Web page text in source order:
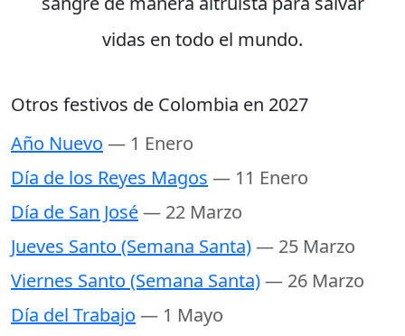
vidas en todo el mundo.
Otros festivos de Colombia en 2027
Año Nuevo — 1 Enero
Día de los Reyes Magos — 11 Enero
Día de San José— 22 Marzo
Jueves Santo (Semana Santa)— 25 Marzo
Viernes Santo (Semana Santa)— 26 Marzo
Día del Trabajo — 1 Mayo